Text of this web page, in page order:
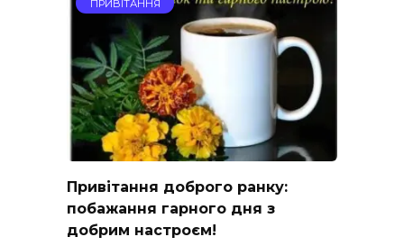
ПРИВІТАННЯ
Привітання доброго ранку:
побажання гарного дня з
добрим настроєм!